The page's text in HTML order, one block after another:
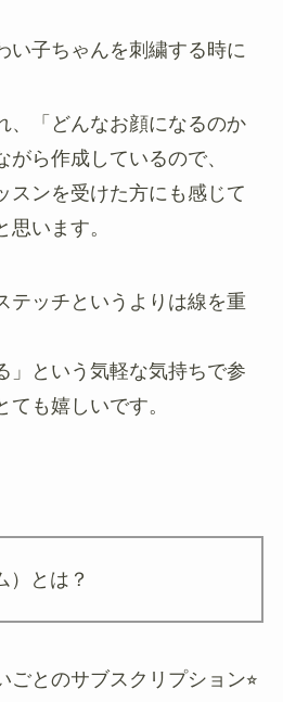
い子ちゃんを刺繍する時に
、「どんなお顔になるのか
ら作成しているので、
スンを受けた方にも感じて
思います。
テッチというよりは線を重
」という気軽な気持ちで参
も嬉しいです。
）とは？
ごとのサブスクリプション⭐︎